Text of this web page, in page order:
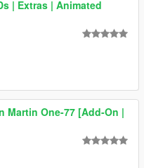
| Extras | Animated
Martin One-77 [Add-On |